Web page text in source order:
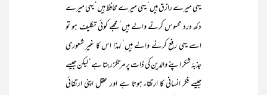
یہی میرے رازق ہیں‘ یہی میرے محافظ ہیں‘ یہی میرے
دکھ درد محسوس کرنے والے ہیں‘ مجھے کوئی تکلیف ہو تو
اسے یہی رفع کرنے والے ہیں‘ لہذا اس کا غیر شعوری
جذبۂ شکر اپنے والدین کی ذات پر مرتکز رہتا ہے‘ لیکن جیسے
جیسے فکر انسانی کا ارتقاء ہوتا ہے اور عقل اپنی ارتقائی